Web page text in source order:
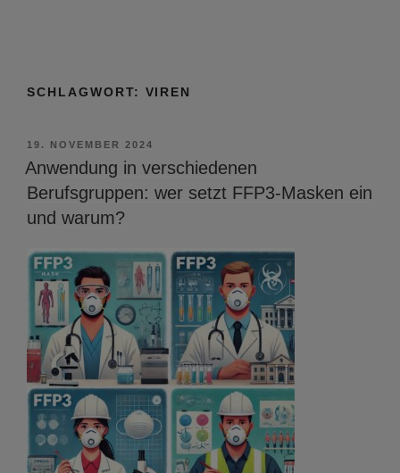
SCHLAGWORT: VIREN
VERÖFFENTLICHT
AM
19. NOVEMBER 2024
Anwendung in verschiedenen
Berufsgruppen: wer setzt FFP3-Masken ein
und warum?